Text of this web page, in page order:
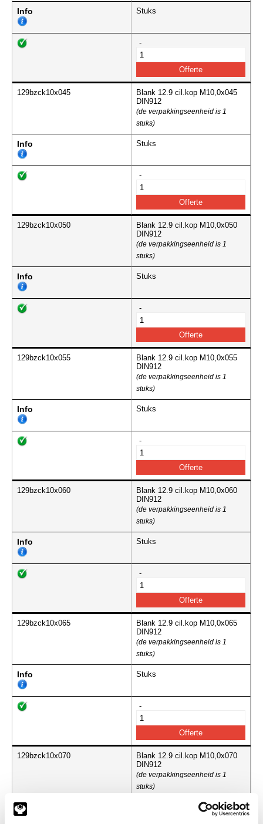
Info Stuks
-
129bzck10x045
Blank 12.9 cil.kop M10,0x045
DIN912
(de verpakkingseenheid is 1
stuks)
Info Stuks
-
129bzck10x050
Blank 12.9 cil.kop M10,0x050
DIN912
(de verpakkingseenheid is 1
stuks)
Info Stuks
-
129bzck10x055
Blank 12.9 cil.kop M10,0x055
DIN912
(de verpakkingseenheid is 1
stuks)
Info Stuks
-
129bzck10x060
Blank 12.9 cil.kop M10,0x060
DIN912
(de verpakkingseenheid is 1
stuks)
Info Stuks
-
129bzck10x065
Blank 12.9 cil.kop M10,0x065
DIN912
(de verpakkingseenheid is 1
stuks)
Info Stuks
-
129bzck10x070
Blank 12.9 cil.kop M10,0x070
DIN912
(de verpakkingseenheid is 1
stuks)
Info